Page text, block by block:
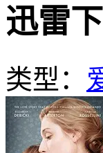
迅雷
类型：